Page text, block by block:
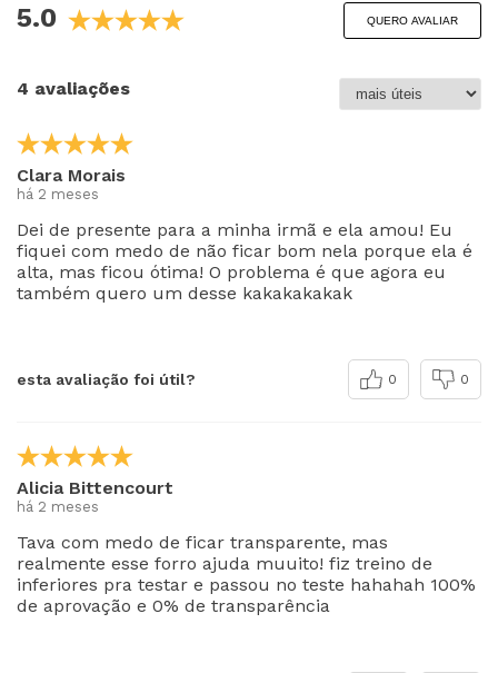
5.0 QUERO AVALIAR
4 avaliações
Clara Morais
há 2 meses
Dei de presente para a minha irmã e ela amou! Eu
fiquei com medo de não ficar bom nela porque ela é
alta, mas ficou ótima! O problema é que agora eu
também quero um desse kakakakakak
esta avaliação foi útil? 0 0
Alicia Bittencourt
há 2 meses
Tava com medo de ficar transparente, mas
realmente esse forro ajuda muuito! fiz treino de
inferiores pra testar e passou no teste hahahah 100%
de aprovação e 0% de transparência